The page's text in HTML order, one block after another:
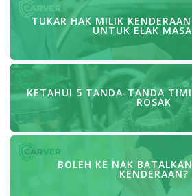
TUKAR HAK MILIK
UNTUK ELAK
KETAHUI 5 TANDA-TANDA
ROSAK
BOLEH KE NAK
KENDERAAN?